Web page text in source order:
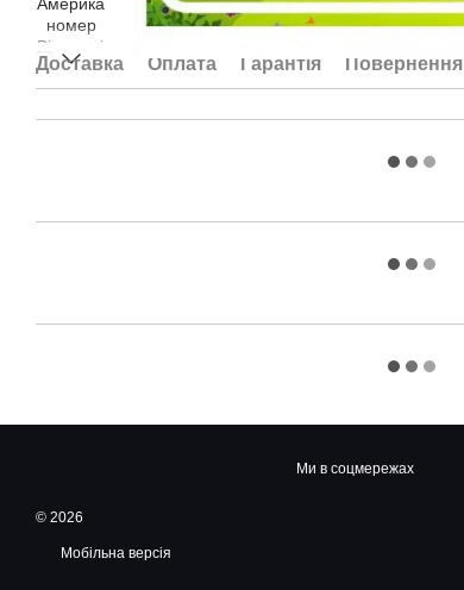
Доставка Оплата Гарантія Повернення
© 2026
Мобільна версія
Ми в соцмережах